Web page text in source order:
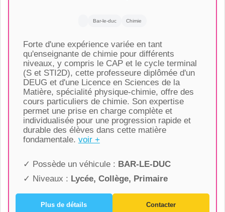
Bar-le-duc Chimie
Forte d'une expérience variée en tant
qu'enseignante de chimie pour différents
niveaux, y compris le CAP et le cycle terminal
(S et STI2D), cette professeure diplômée d'un
DEUG et d'une Licence en Sciences de la
Matière, spécialité physique-chimie, offre des
cours particuliers de chimie. Son expertise
permet une prise en charge complète et
individualisée pour une progression rapide et
durable des élèves dans cette matière
fondamentale. voir +
✓ Possède un véhicule : BAR-LE-DUC
✓ Niveaux : Lycée, Collège, Primaire
Plus de détails Contacter